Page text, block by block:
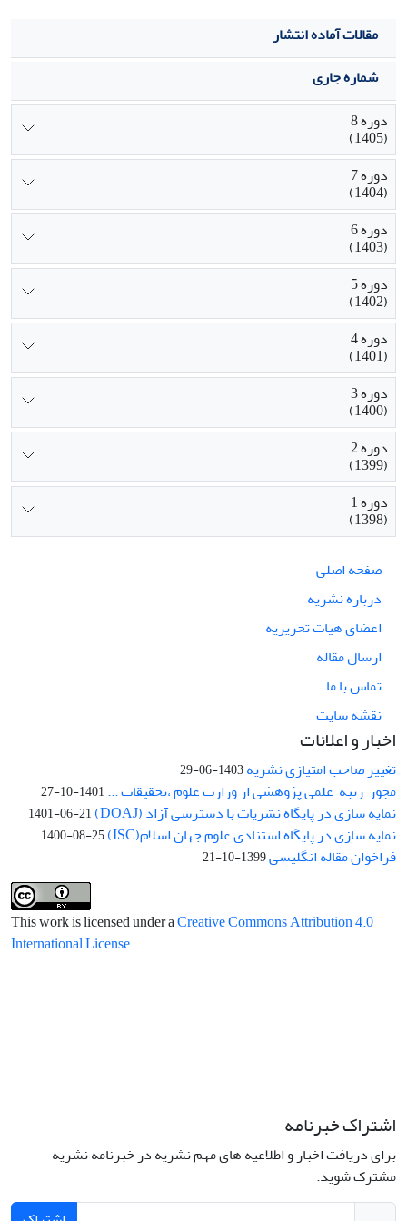
مقالات آماده انتشار
شماره جاری
دوره 8
(1405)
دوره 7
(1404)
دوره 6
(1403)
دوره 5
(1402)
دوره 4
(1401)
دوره 3
(1400)
دوره 2
(1399)
دوره 1
(1398)
صفحه اصلی
درباره نشریه
اعضای هیات تحریریه
ارسال مقاله
تماس با ما
نقشه سایت
اخبار و اعلانات
تغییر صاحب امتیازی نشریه1403-06-29
مجوز رتبه علمی پژوهشی از وزارت علوم ،تحقیقات ...1401-10-27
نمایه سازی در پایگاه نشریات با دسترسی آزاد (DOAJ) 1401-06-21
نمایه سازی در پایگاه استنادی علوم جهان اسلام(ISC) 1400-08-25
فراخوان مقاله انگلیسی1399-10-21
This work is licensed under aCreative Commons Attribution 4.0
International License.
اشتراک خبرنامه
برای دریافت اخبار و اطلاعیه های مهم نشریه در خبرنامه نشریه
مشترک شوید.